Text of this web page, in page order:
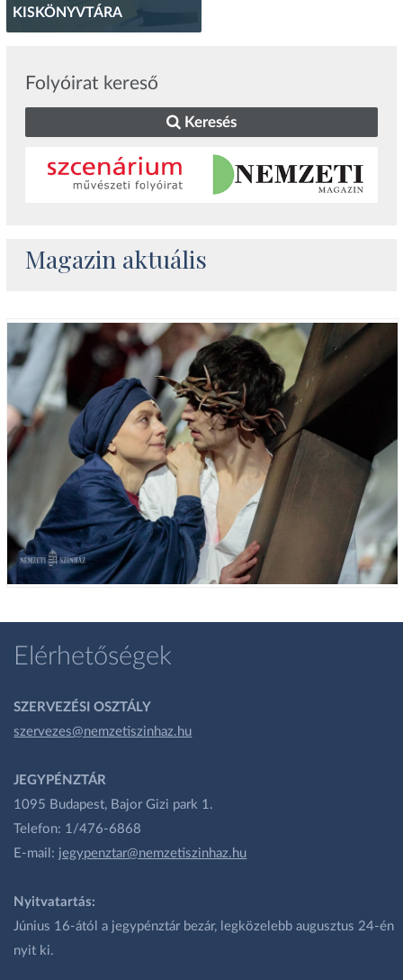
KISKÖNYVTÁRA
Folyóirat kereső
Keresés
Magazin aktuális
Elérhetőségek
SZERVEZÉSI OSZTÁLY
szervezes@nemzetiszinhaz.hu
JEGYPÉNZTÁR
1095 Budapest, Bajor Gizi park 1.
Telefon: 1/476-6868
E-mail: jegypenztar@nemzetiszinhaz.hu
Nyitvatartás:
Június 16-ától a jegypénztár bezár, legközelebb augusztus 24-én
nyit ki.